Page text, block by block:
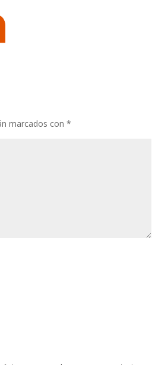
marcados con*